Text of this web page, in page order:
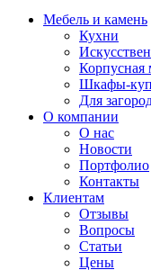
Мебель и камень
Кухни
Корпусная
Шкафы-
Для
О компании
О нас
Новости
Портфолио
Контакты
Клиентам
Отзывы
Вопросы
Статьи
Цены